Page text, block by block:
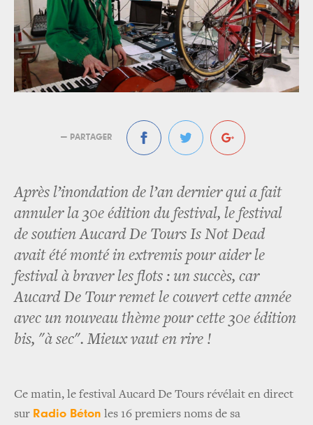
— PARTAGER
Après l’inondation de l’an dernier qui a fait
annuler la 30e édition du festival, le festival
de soutien Aucard De Tours Is Not Dead
avait été monté in extremis pour aider le
festival à braver les flots : un succès, car
Aucard De Tour remet le couvert cette année
avec un nouveau thème pour cette 30e édition
bis, "à sec". Mieux vaut en rire !
Ce matin, le festival Aucard De Tours révélait en direct
sur Radio Béton les 16 premiers noms de sa